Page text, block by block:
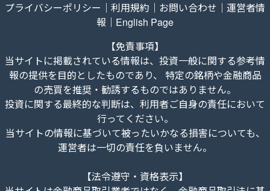
プライバシーポリシー ｜ 利用規約 ｜ お問い合わせ ｜ 運営者情
報 ｜ English Page
【免責事項】
当サイトに掲載されている情報は、投資一般に関する参考情
報の提供を目的としたものであり、 特定の銘柄や金融商品
の売買を推奨・勧誘するものではありません。
投資に関する最終的な判断は、利用者ご自身の責任において
行ってください。
当サイトの情報に基づいて被ったいかなる損害についても、
運営者は一切の責任を負いません。
【法令遵守・資格表示】